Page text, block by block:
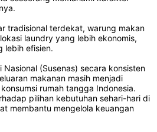
tradisional terdekat, warung makan
laundry yang lebih ekonomis,
lebih efisien.
Nasional (Susenas) secara konsisten
makanan masih menjadi
rumah tangga Indonesia.
pilihan kebutuhan sehari-hari di
membantu mengelola keuangan